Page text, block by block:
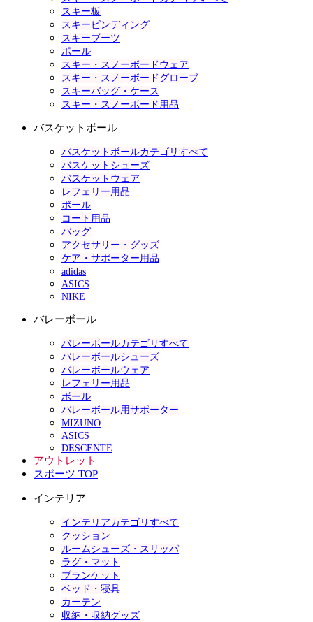
スキー板
スキービンディング
スキーブーツ
ポール
スキー・スノーボードウェア
スキー・スノーボードグローブ
スキーバッグ・ケース
スキー・スノーボード用品
バスケットボール
バスケットボールカテゴリすべて
バスケットシューズ
バスケットウェア
レフェリー用品
ボール
コート用品
バッグ
アクセサリー・グッズ
ケア・サポーター用品
adidas
ASICS
NIKE
バレーボール
バレーボールカテゴリすべて
バレーボールシューズ
バレーボールウェア
レフェリー用品
ボール
バレーボール用サポーター
MIZUNO
ASICS
DESCENTE
アウトレット
スポーツ TOP
インテリア
インテリアカテゴリすべて
クッション
ルームシューズ・スリッパ
ラグ・マット
ブランケット
ベッド・寝具
カーテン
収納・収納グッズ